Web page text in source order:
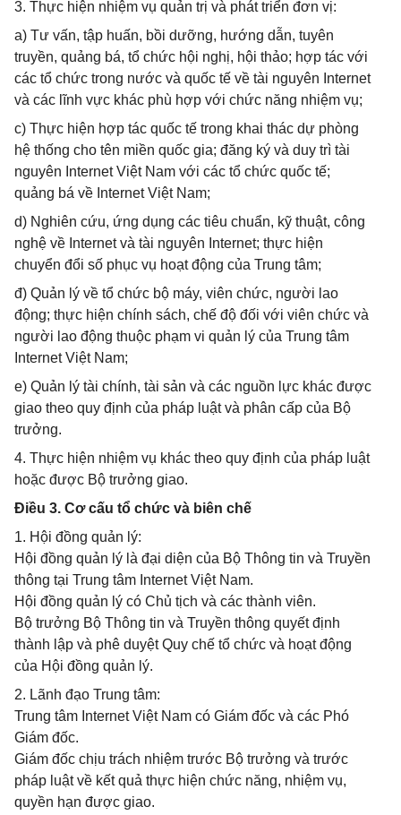
3. Thực hiện nhiệm vụ quản trị và phát triển đơn vị:
a) Tư vấn, tập huấn, bồi dưỡng, hướng dẫn, tuyên
truyền, quảng bá, tổ chức hội nghị, hội thảo; hợp tác với
các tổ chức trong nước và quốc tế về tài nguyên Internet
và các lĩnh vực khác phù hợp với chức năng nhiệm vụ;
c) Thực hiện hợp tác quốc tế trong khai thác dự phòng
hệ thống cho tên miền quốc gia; đăng ký và duy trì tài
nguyên Internet Việt Nam với các tổ chức quốc tế;
quảng bá về Internet Việt Nam;
d) Nghiên cứu, ứng dụng các tiêu chuẩn, kỹ thuật, công
nghệ về Internet và tài nguyên Internet; thực hiện
chuyển đổi số phục vụ hoạt động của Trung tâm;
đ) Quản lý về tổ chức bộ máy, viên chức, người lao
động; thực hiện chính sách, chế độ đối với viên chức và
người lao động thuộc phạm vi quản lý của Trung tâm
Internet Việt Nam;
e) Quản lý tài chính, tài sản và các nguồn lực khác được
giao theo quy định của pháp luật và phân cấp của Bộ
trưởng.
4. Thực hiện nhiệm vụ khác theo quy định của pháp luật
hoặc được Bộ trưởng giao.
Điều 3. Cơ cấu tổ chức và biên chế
1. Hội đồng quản lý:
Hội đồng quản lý là đại diện của Bộ Thông tin và Truyền
thông tại Trung tâm Internet Việt Nam.
Hội đồng quản lý có Chủ tịch và các thành viên.
Bộ trưởng Bộ Thông tin và Truyền thông quyết định
thành lập và phê duyệt Quy chế tổ chức và hoạt động
của Hội đồng quản lý.
2. Lãnh đạo Trung tâm:
Trung tâm Internet Việt Nam có Giám đốc và các Phó
Giám đốc.
Giám đốc chịu trách nhiệm trước Bộ trưởng và trước
pháp luật về kết quả thực hiện chức năng, nhiệm vụ,
quyền hạn được giao.